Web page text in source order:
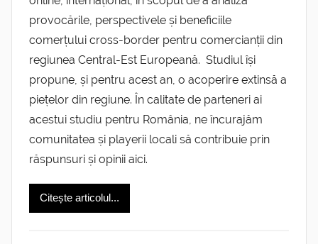
provocările, perspectivele și beneficiile
comerțului cross-border pentru comercianții din
regiunea Central-Est Europeană. Studiul își
propune, și pentru acest an, o acoperire extinsă a
piețelor din regiune. În calitate de parteneri ai
acestui studiu pentru România, ne încurajăm
comunitatea și playerii locali să contribuie prin
răspunsuri și opinii aici.
Citește articolul...